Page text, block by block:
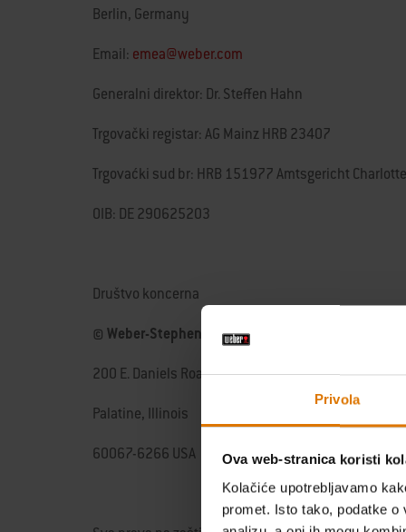
Privola
Ova web-stranica koristi
Kolačiće upotrebljavamo
promet. Isto tako, podatke
Berlin, Germany
Email: emea@weber.com
Generalni direktor: Dr. Steffen Hahn
Trgovački registar: AG Mainz HRB 23407
Trgovaćki sud br: HRB 151977 Amtsgericht
OIB: DE 290625203
Društvo koncerna
© Weber-Stephen Products LLC
200 E. Daniels Road
Palatine, Illinois
60067-6266 USA